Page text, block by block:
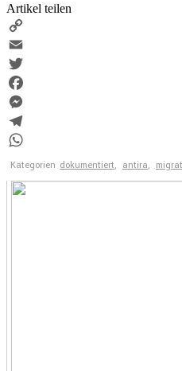
Artikel teilen
Copy
Link
Email
Twitter
Facebook
Messenger
Telegram
WhatsApp
Kategorien dokumentiert, antira,